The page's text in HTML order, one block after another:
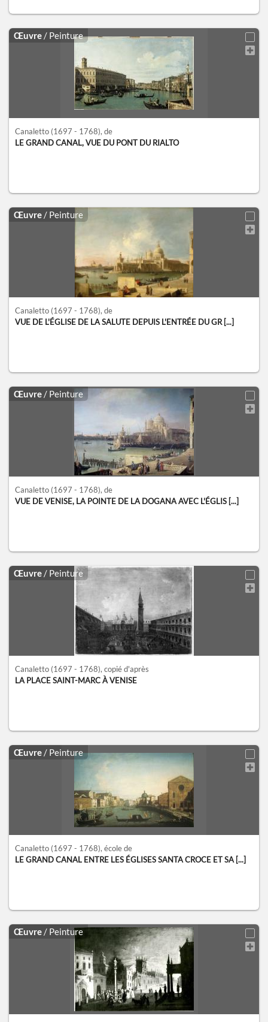
Œuvre / Peinture
Canaletto (1697 - 1768), de
LE GRAND CANAL, VUE DU PONT DU RIALTO
Œuvre / Peinture
Canaletto (1697 - 1768), de
VUE DE L'ÉGLISE DE LA SALUTE DEPUIS L'ENTRÉE DU GR [...]
Œuvre / Peinture
Canaletto (1697 - 1768), de
VUE DE VENISE, LA POINTE DE LA DOGANA AVEC L'ÉGLIS [...]
Œuvre / Peinture
Canaletto (1697 - 1768), copié d'après
LA PLACE SAINT-MARC À VENISE
Œuvre / Peinture
Canaletto (1697 - 1768), école de
LE GRAND CANAL ENTRE LES ÉGLISES SANTA CROCE ET SA [...]
Œuvre / Peinture